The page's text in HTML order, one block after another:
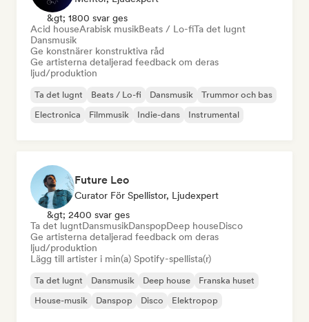
&gt; 1800 svar ges
Acid houseArabisk musikBeats / Lo-fiTa det lugnt
Dansmusik
Ge konstnärer konstruktiva råd
Ge artisterna detaljerad feedback om deras
ljud/produktion
Ta det lugnt Beats / Lo-fi Dansmusik
Trummor och bas
Electronica
Filmmusik Indie-dans Instrumental
Future Leo
Curator För Spellistor, Ljudexpert
&gt; 2400 svar ges
Ta det lugntDansmusikDanspopDeep houseDisco
Ge artisterna detaljerad feedback om deras
ljud/produktion
Lägg till artister i min(a) Spotify-spellista(r)
Ta det lugnt Dansmusik Deep house
Franska huset
House-musik
Danspop Disco Elektropop